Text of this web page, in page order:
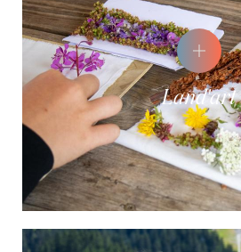
Land'art